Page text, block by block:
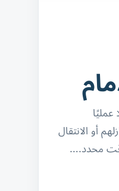
عمليًا
أو الانتقال
محدد.…